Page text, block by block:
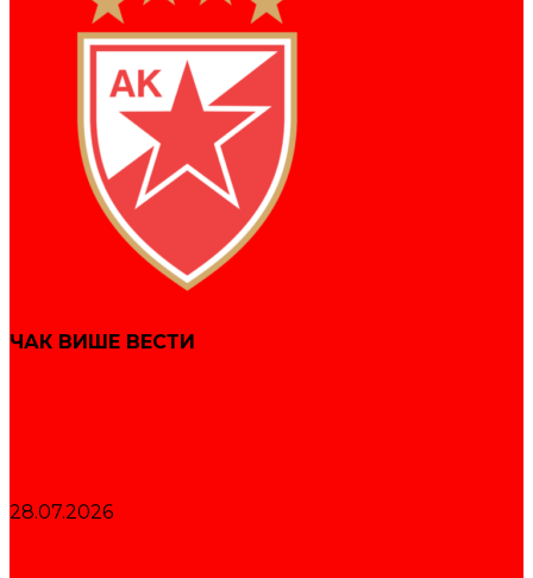
ЧАК ВИШЕ ВЕСТИ
28.07.2026